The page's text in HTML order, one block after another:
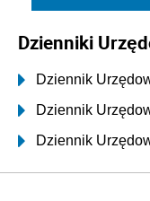
Dzienniki
Dziennik
Dziennik
Dziennik
Dziennik